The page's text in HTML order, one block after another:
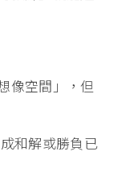
像空間」，但
和解或勝負已